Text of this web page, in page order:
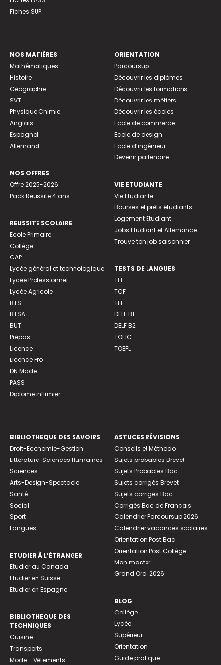
Fiches SUP
NOS MATIÈRES
Mathématiques
Histoire
Géographie
SVT
Physique Chimie
Anglais
Espagnol
Allemand
NOS OFFRES
Offre 2025-2026
Pack Réussite 4 ans
REUSSITE SCOLAIRE
Ecole Primaire
Collège
CAP
Lycée général et technologique
Lycée Professionnel
Lycée Agricole
BTS
BTSA
BUT
Prépas
Licence
Licence Pro
DN Made
PASS
Diplome infirmier
ORIENTATION
Parcoursup
Découvrir les diplômes
Découvrir les formations
Découvrir les métiers
Découvrir les écoles
Ecole de commerce
Ecole de design
Ecole d’ingénieur
Devenir partenaire
VIE ETUDIANTE
Vie Etudiante
Bourses et prêts étudiants
Logement Etudiant
Jobs Etudiant et Alternance
Trouve ton job saisonnier
TESTS DE LANGUES
TFI
TCF
TEF
DELF B1
DELF B2
TOEIC
TOEFL
BIBLIOTHEQUE DES SAVOIRS
Droit-Economie-Gestion
Littérature-Sciences Humaines
Sciences
Arts-Design-Spectacle
Santé
Social
Sport
Langues
ETUDIER À L’ÉTRANGER
Etudier au Canada
Etudier en Suisse
Etudier en Espagne
BIBLIOTHEQUE DES
TECHNIQUES
Cuisine
Transports
Mode - Vêtements
ASTUCES RÉVISIONS
Conseils et Méthodo
Sujets probables Brevet
Sujets Probables Bac
Sujets corrigés Brevet
Sujets corrigés Bac
Corrigés Bac de Français
Calendrier Parcoursup 2026
Calendrier vacances scolaires
Orientation Post Bac
Orientation Post Collège
Mon master
Grand Oral 2026
BLOG
Collège
Lycée
Supérieur
Orientation
Guide pratique